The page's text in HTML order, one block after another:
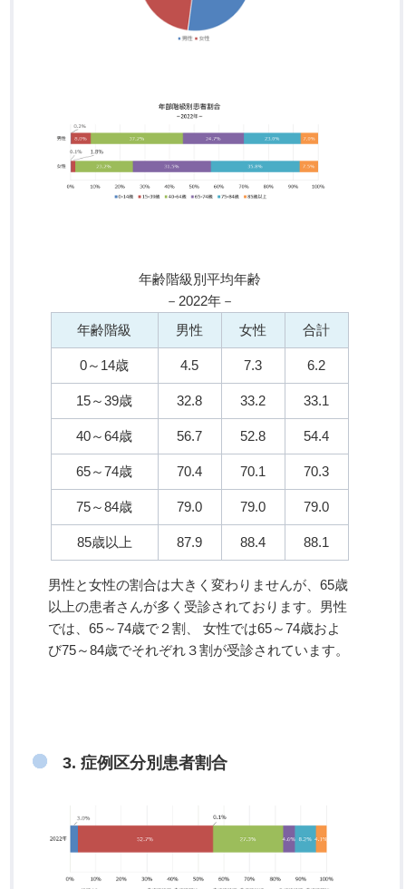
年齢階級別平均年齢
－2022年－
年齢階級
男性 女性 合計
0～14歳 4.5 7.3 6.2
15～39歳 32.8 33.2 33.1
40～64歳 56.7 52.8 54.4
65～74歳 70.4 70.1 70.3
75～84歳 79.0 79.0 79.0
85歳以上 87.9 88.4 88.1
男性と女性の割合は大きく変わりませんが、65歳
以上の患者さんが多く受診されております。男性
では、65～74歳で２割、 女性では65～74歳およ
び75～84歳でそれぞれ３割が受診されています。
3. 症例区分別患者割合